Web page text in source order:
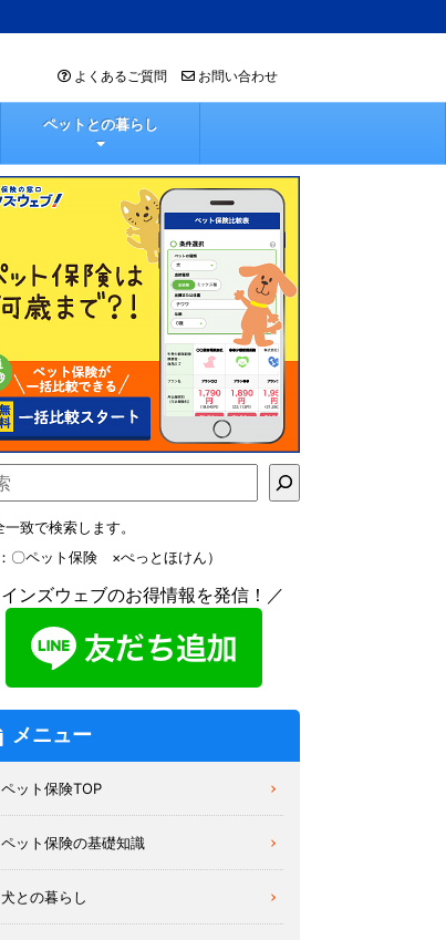
よくあるご質問 お問い合わせ
ペットとの暮らし
致で検索します。
：〇ペット保険 ×ぺっとほけん）
ンズウェブのお得情報を発信！／
メニュー
ペット保険TOP
ペット保険の基礎知識
犬との暮らし